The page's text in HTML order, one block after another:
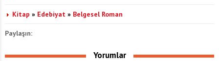
Kitap » Edebiyat » Belgesel Roman
Paylaşın:
Yorumlar